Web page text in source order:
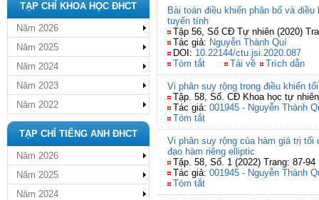
TẠP CHÍ KHOA HỌC ĐHCT
Năm 2026
Năm 2025
Năm 2024
Năm 2023
Năm 2022
TẠP CHÍ TIẾNG ANH ĐHCT
Năm 2026
Năm 2025
Năm 2024
Bài toán điều khiển phân bố và
tuyến tính
Tập 56, Số CĐ Tự nhiên (2020)
Tác giả: Nguyễn Thành Quí
DOI: 10.22144/ctu.jsi.2020.087
Tóm tắt
Tải về Trích dẫn
Vi phân suy rộng trong điều khiển
Tập. 58, Số. CĐ Khoa học tự
Tác giả: 001945 - Nguyễn Thành
Tóm tắt
Vi phân suy rộng của hàm giá trị
đạo hàm riêng elliptic
Tập. 58, Số. 1 (2022) Trang: 87-94
Tác giả: 001945 - Nguyễn Thành
Tóm tắt